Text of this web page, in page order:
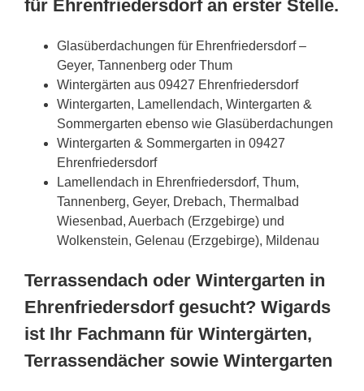
für Ehrenfriedersdorf an erster Stelle.
Glasüberdachungen für Ehrenfriedersdorf –
Geyer, Tannenberg oder Thum
Wintergärten aus 09427 Ehrenfriedersdorf
Wintergarten, Lamellendach, Wintergarten &
Sommergarten ebenso wie Glasüberdachungen
Wintergarten & Sommergarten in 09427
Ehrenfriedersdorf
Lamellendach in Ehrenfriedersdorf, Thum,
Tannenberg, Geyer, Drebach, Thermalbad
Wiesenbad, Auerbach (Erzgebirge) und
Wolkenstein, Gelenau (Erzgebirge), Mildenau
Terrassendach oder Wintergarten in
Ehrenfriedersdorf gesucht? Wigards
ist Ihr Fachmann für Wintergärten,
Terrassendächer sowie Wintergarten